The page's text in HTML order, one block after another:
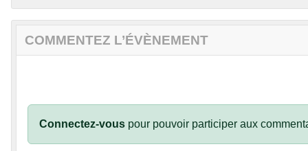
COMMENTEZ L’ÉVÈNEMENT
Connectez-vous pour pouvoir participer aux